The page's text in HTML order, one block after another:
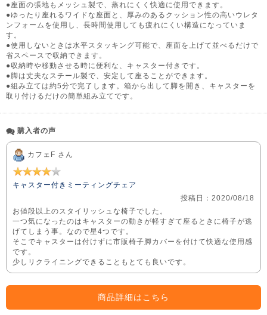
●座面の張地もメッシュ製で、蒸れにくく快適に使用できます。
●ゆったり座れるワイドな座面と、厚みのあるクッション性の高いウレタ
ンフォームを使用し、長時間使用しても疲れにくい構造になっていま
す。
●使用しないときは水平スタッキング可能で、座面を上げて並べるだけで
省スペースで収納できます。
●収納時や移動させる時に便利な、キャスター付きです。
●脚は丈夫なスチール製で、安定して座ることができます。
●組み立ては約5分で完了します。箱から出して脚を開き、キャスターを
取り付けるだけの簡単組み立てです。
購入者の声
カフェF さん
キャスター付きミーティングチェア
投稿日：2020/08/18
お値段以上のスタイリッシュな椅子でした。
一つ気になったのはキャスターの動きが軽すぎて座るときに椅子が逃
げてしまう事。なので星4つです。
そこでキャスターは付けずに市販椅子脚カバーを付けて快適な使用感
です。
少しリクライニングできることもとても良いです。
商品詳細はこちら